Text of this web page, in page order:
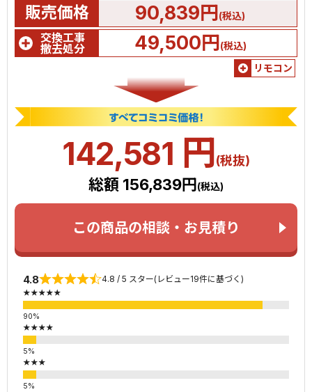
販売価格 90,839円(税込)
交換工事
撤去処分
49,500円(税込)
リモコン
142,581 円(税抜)
総額 156,839円 (税込)
この商品の相談・お見積り
4.8 4.8 / 5 スター(レビュー19件に基づく)
★★★★★
★★★★
★★★